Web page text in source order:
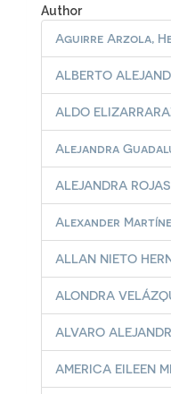
Author
Aguirre Arzola,
ALBERTO
ALDO
Alejandra
ALEJANDRA
Alexander
ALLAN NIETO
ALONDRA
ALVARO
AMERICA EILEEN